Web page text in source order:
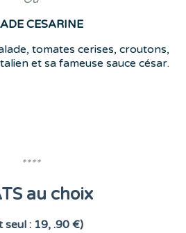
CESARINE
tomates cerises, croutons,
et sa fameuse sauce césar.
****
au choix
seul : 19, .90 €)